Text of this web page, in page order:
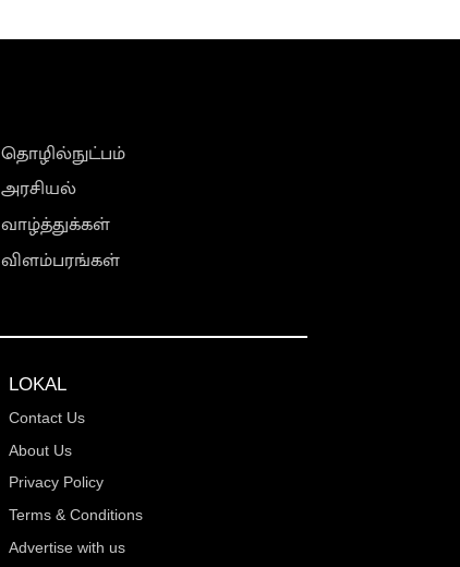
தொழில்நுட்பம்
அரசியல்
வாழ்த்துக்கள்
விளம்பரங்கள்
LOKAL
Contact Us
About Us
Privacy Policy
Terms & Conditions
Advertise with us